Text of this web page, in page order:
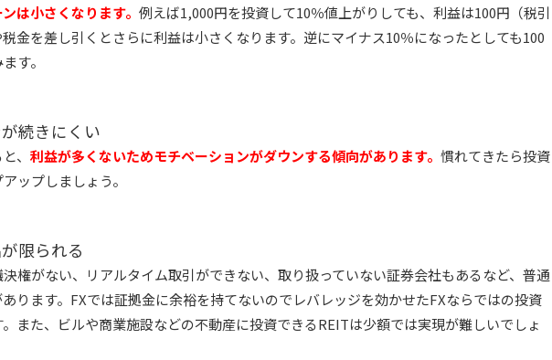
は小さくなります。 例えば1,000円を投資して10％値上がりしても、利益は100円（税引
金を差し引くとさらに利益は小さくなります。逆にマイナス10％になったとしても100
す。
続きにくい
、 利益が多くないためモチベーションがダウンする傾向があります。 慣れてきたら投資
ップしましょう。
限られる
権がない、リアルタイム取引ができない、取り扱っていない証券会社もあるなど、普通
ります。FXでは証拠金に余裕を持てないのでレバレッジを効かせたFXならではの投資
また、ビルや商業施設などの不動産に投資できるREITは少額では実現が難しいでしょ